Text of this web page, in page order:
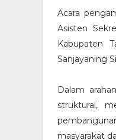
Acara
Asisten
Kabupaten
Sanjayaning
Dalam
struktural,
masyarakat